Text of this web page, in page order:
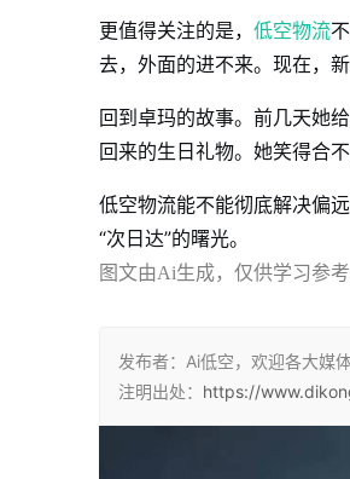
更值得关注的是， 低空物流
去，外面的进不来。现在，
回到卓玛的故事。前几天她
回来的生日礼物。她笑得合
低空物流能不能彻底解决偏
“次日达”的曙光。
图文由Ai生成，仅供学习参
发布者：Ai低空，欢迎各大媒
注明出处： https://